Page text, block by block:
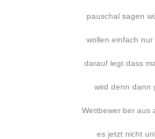
pauschal sagen
wollen einfach
darauf legt dass
wird denn dann
Wettbewer ber aus
es jetzt nicht